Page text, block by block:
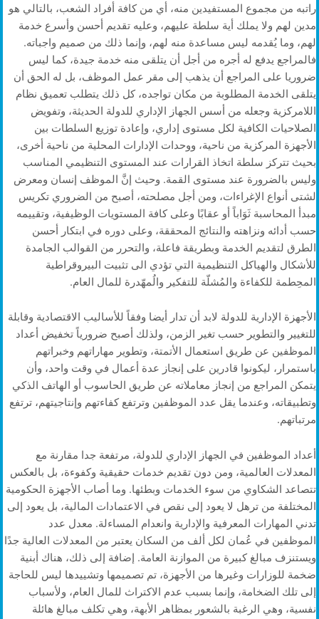
راتبه من مجموع المستفيدين منه، أي من كافة أفراد الشعب، بالتالي هو
مدين لهم ولا يملك أية سلطة عليهم، وعليه تقديم أحسن وأسرع خدمة
لهم، وما يُقدمه ليس مساعدة منه لهم، وإنما ذلك من صميم واجباته.
فالمراجع يدفع له أجره من أجل أن يتلقى منه خدمة جيدة، كما ليس
ضروريا على المراجع أن يذهب إلى مقر عمل الموظف، بل له الحق أن
يتلقى الخدمة المطلوبة من مكان تواجده، كل ذلك يتطلب تعميق نظام
اللامركزية وجعله من أسس الجهاز الإداري للدولة الحديثة، وتفويض
الصلاحيات الكافية لكل مستوى إداري، وإعادة توزيع السلطات بين
الأجهزة المركزية من ناحية، ووحدات الإدارات المحلية من ناحية أخرى،
بحيث تتركز سلطة اتخاذ القرارات عند المستوى التنظيمي المناسب
وليس بالضرورة عند مستوى القمة. وحيث إنَّ الموظف إنسان ومعرض
لشتى أنواع الإغراءات، ومن أجل مصلحته، أصبح من الضروري تكريس
مبدأ المحاسبة ثَوَاباً أو عقابًا وعلى كافة المستويات الوظيفية، وتقييمه
حسب أدائه ونزاهته والنتائج المحققة، وعلى دوره في ابتكار أحسن
الطرق لتقديم الخدمة وبطريقة فاعلة، والتحرر من القوالب الجامدة
للأشكال والهياكل التنظيمية التي تؤدي الى تثبيت البيروقراطية
المحِطمة للكفاءة والمُشلّة للتفكير والُمهّدرة للمال العام.
الأجهزة الإدارية للدولة لابد أن تدار أيضا وفقاً للأساليب الاقتصادية وقابلة
للتغيير والتطوير حسب تغير الزمن، ولذلك أصبح ضرورياً تخفيض أعداد
الموظفين عن طريق استعمال الأتمتة، وتطوير مهاراتهم وخبراتهم
باستمرار، ليكونوا قادرين على إنجاز عدة أعمال في وقت واحد، وأن
يتمكن المراجع من إنجاز معاملاته عن طريق الحاسوب أو الهاتف الذكي
وتطبيقاته، وعندما يقل عدد الموظفين وترتفع كفاءتهم وإنتاجيتهم، ترتفع
مرتباتهم.
أعداد الموظفين في الجهاز الإداري للدولة، مرتفعة جدا مقارنة مع
المعدلات العالمية، ومن دون تقديم خدمات حقيقية وكفوءة، بل بالعكس
تتصاعد الشكاوي من سوء الخدمات وبطئها. وما أصاب الأجهزة الحكومية
المختلفة من ترهل لا يعود إلى نقص في الاعتمادات المالية، بل يعود إلى
تدني المهارات المعرفية والإدارية وانعدام المساءلة. معدل عدد
الموظفين في عُمان لكل ألف من السكان يعتبر من المعدلات العالية جدًا
ويستنزف مبالغ كبيرة من الموازنة العامة. إضافة إلى ذلك، هناك أبنية
ضخمة للوزارات وغيرها من الأجهزة، تم تصميمها وتشييدها ليس للحاجة
إلى تلك الضخامة، وإنما بسبب عدم الاكتراث للمال العام، ولأسباب
نفسية، وهي الرغبة بالشعور بمظاهر الأبهة، وهي تكلف مبالغ هائلة